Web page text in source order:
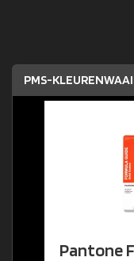
PMS-
Pantone